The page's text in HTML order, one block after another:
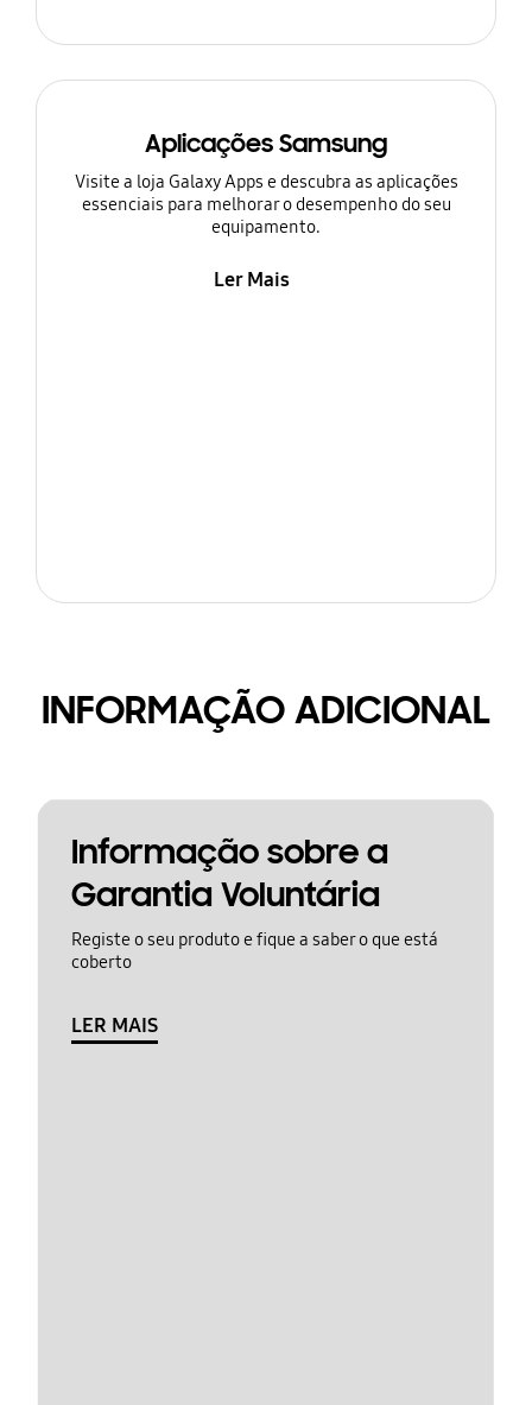
Aplicações Samsung
Visite a loja Galaxy Apps e descubra as aplicações
essenciais para melhorar o desempenho do seu
equipamento.
Ler Mais
INFORMAÇÃO ADICIONAL
Informação sobre a
Garantia Voluntária
Registe o seu produto e fique a saber o que está
coberto
LER MAIS